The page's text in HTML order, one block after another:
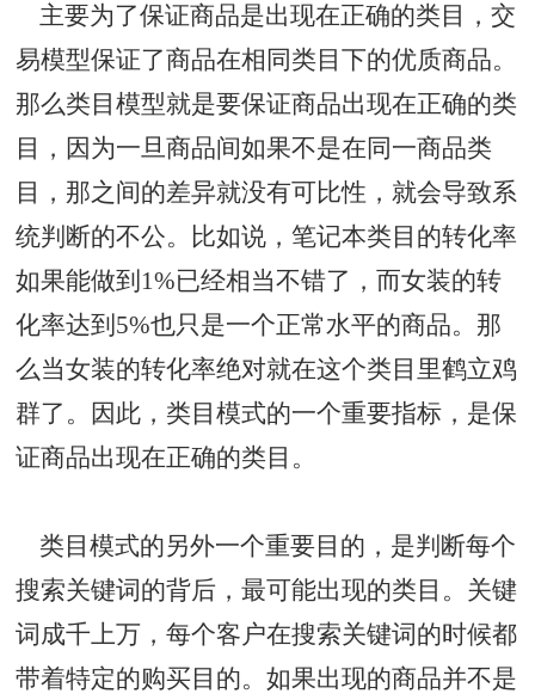
主要为了保证商品是出现在正确的类目，交
易模型保证了商品在相同类目下的优质商品。
那么类目模型就是要保证商品出现在正确的类
目，因为一旦商品间如果不是在同一商品类
目，那之间的差异就没有可比性，就会导致系
统判断的不公。比如说，笔记本类目的转化率
如果能做到1%已经相当不错了，而女装的转
化率达到5%也只是一个正常水平的商品。那
么当女装的转化率绝对就在这个类目里鹤立鸡
群了。因此，类目模式的一个重要指标，是保
证商品出现在正确的类目。
类目模式的另外一个重要目的，是判断每个
搜索关键词的背后，最可能出现的类目。关键
词成千上万，每个客户在搜索关键词的时候都
带着特定的购买目的。如果出现的商品并不是